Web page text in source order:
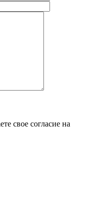
свое согласие на